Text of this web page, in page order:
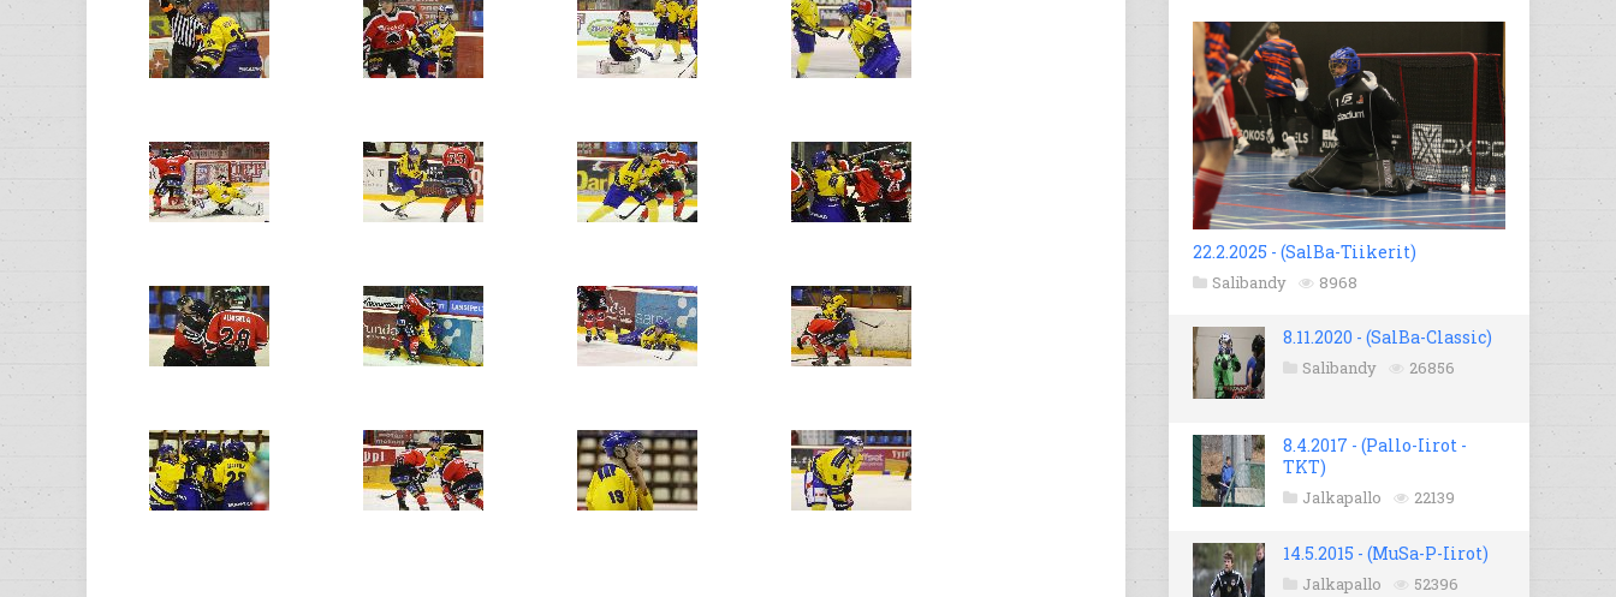
22.2.2025 - (SalBa-Tiikerit)
Salibandy 8968
8.11.2020 - (SalBa-Classic)
Salibandy 26856
8.4.2017 - (Pallo-Iirot -
TKT)
Jalkapallo 22139
14.5.2015 - (MuSa-P-Iirot)
Jalkapallo 52396